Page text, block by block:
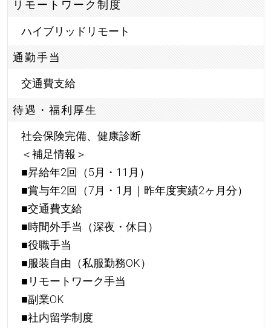
リモートワーク制度
ハイブリッドリモート
通勤手当
交通費支給
待遇・福利厚生
社会保険完備、健康診断
＜補足情報＞
■昇給年2回（5月・11月）
■賞与年2回（7月・1月｜昨年度実績2ヶ月分）
■交通費支給
■時間外手当（深夜・休日）
■役職手当
■服装自由（私服勤務OK）
■リモートワーク手当
■副業OK
■社内留学制度